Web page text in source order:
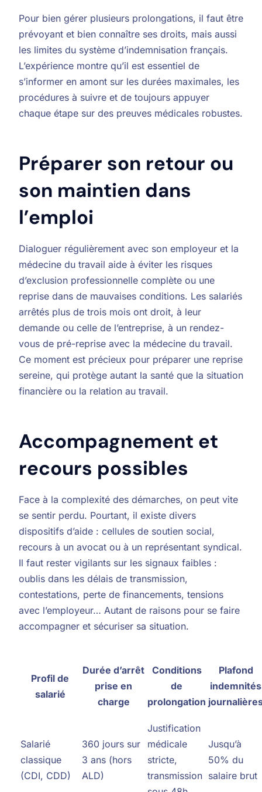
Pour bien gérer plusieurs prolongations, il faut être
prévoyant et bien connaître ses droits, mais aussi
les limites du système d’indemnisation français.
L’expérience montre qu’il est essentiel de
s’informer en amont sur les durées maximales, les
procédures à suivre et de toujours appuyer
chaque étape sur des preuves médicales robustes.
Préparer son retour ou
son maintien dans
l’emploi
Dialoguer régulièrement avec son employeur et la
médecine du travail aide à éviter les risques
d’exclusion professionnelle complète ou une
reprise dans de mauvaises conditions. Les salariés
arrêtés plus de trois mois ont droit, à leur
demande ou celle de l’entreprise, à un rendez-
vous de pré-reprise avec la médecine du travail.
Ce moment est précieux pour préparer une reprise
sereine, qui protège autant la santé que la situation
financière ou la relation au travail.
Accompagnement et
recours possibles
Face à la complexité des démarches, on peut vite
se sentir perdu. Pourtant, il existe divers
dispositifs d’aide : cellules de soutien social,
recours à un avocat ou à un représentant syndical.
Il faut rester vigilants sur les signaux faibles :
oublis dans les délais de transmission,
contestations, perte de financements, tensions
avec l’employeur… Autant de raisons pour se faire
accompagner et sécuriser sa situation.
Profil de
salarié
Durée d’arrêt
prise en
charge
Conditions
de
prolongation
Plafond
indemnités
Salarié
classique
(CDI, CDD)
360 jours sur
3 ans (hors
ALD)
Justification
médicale
stricte,
transmission
Jusqu’à
50% du
salaire brut